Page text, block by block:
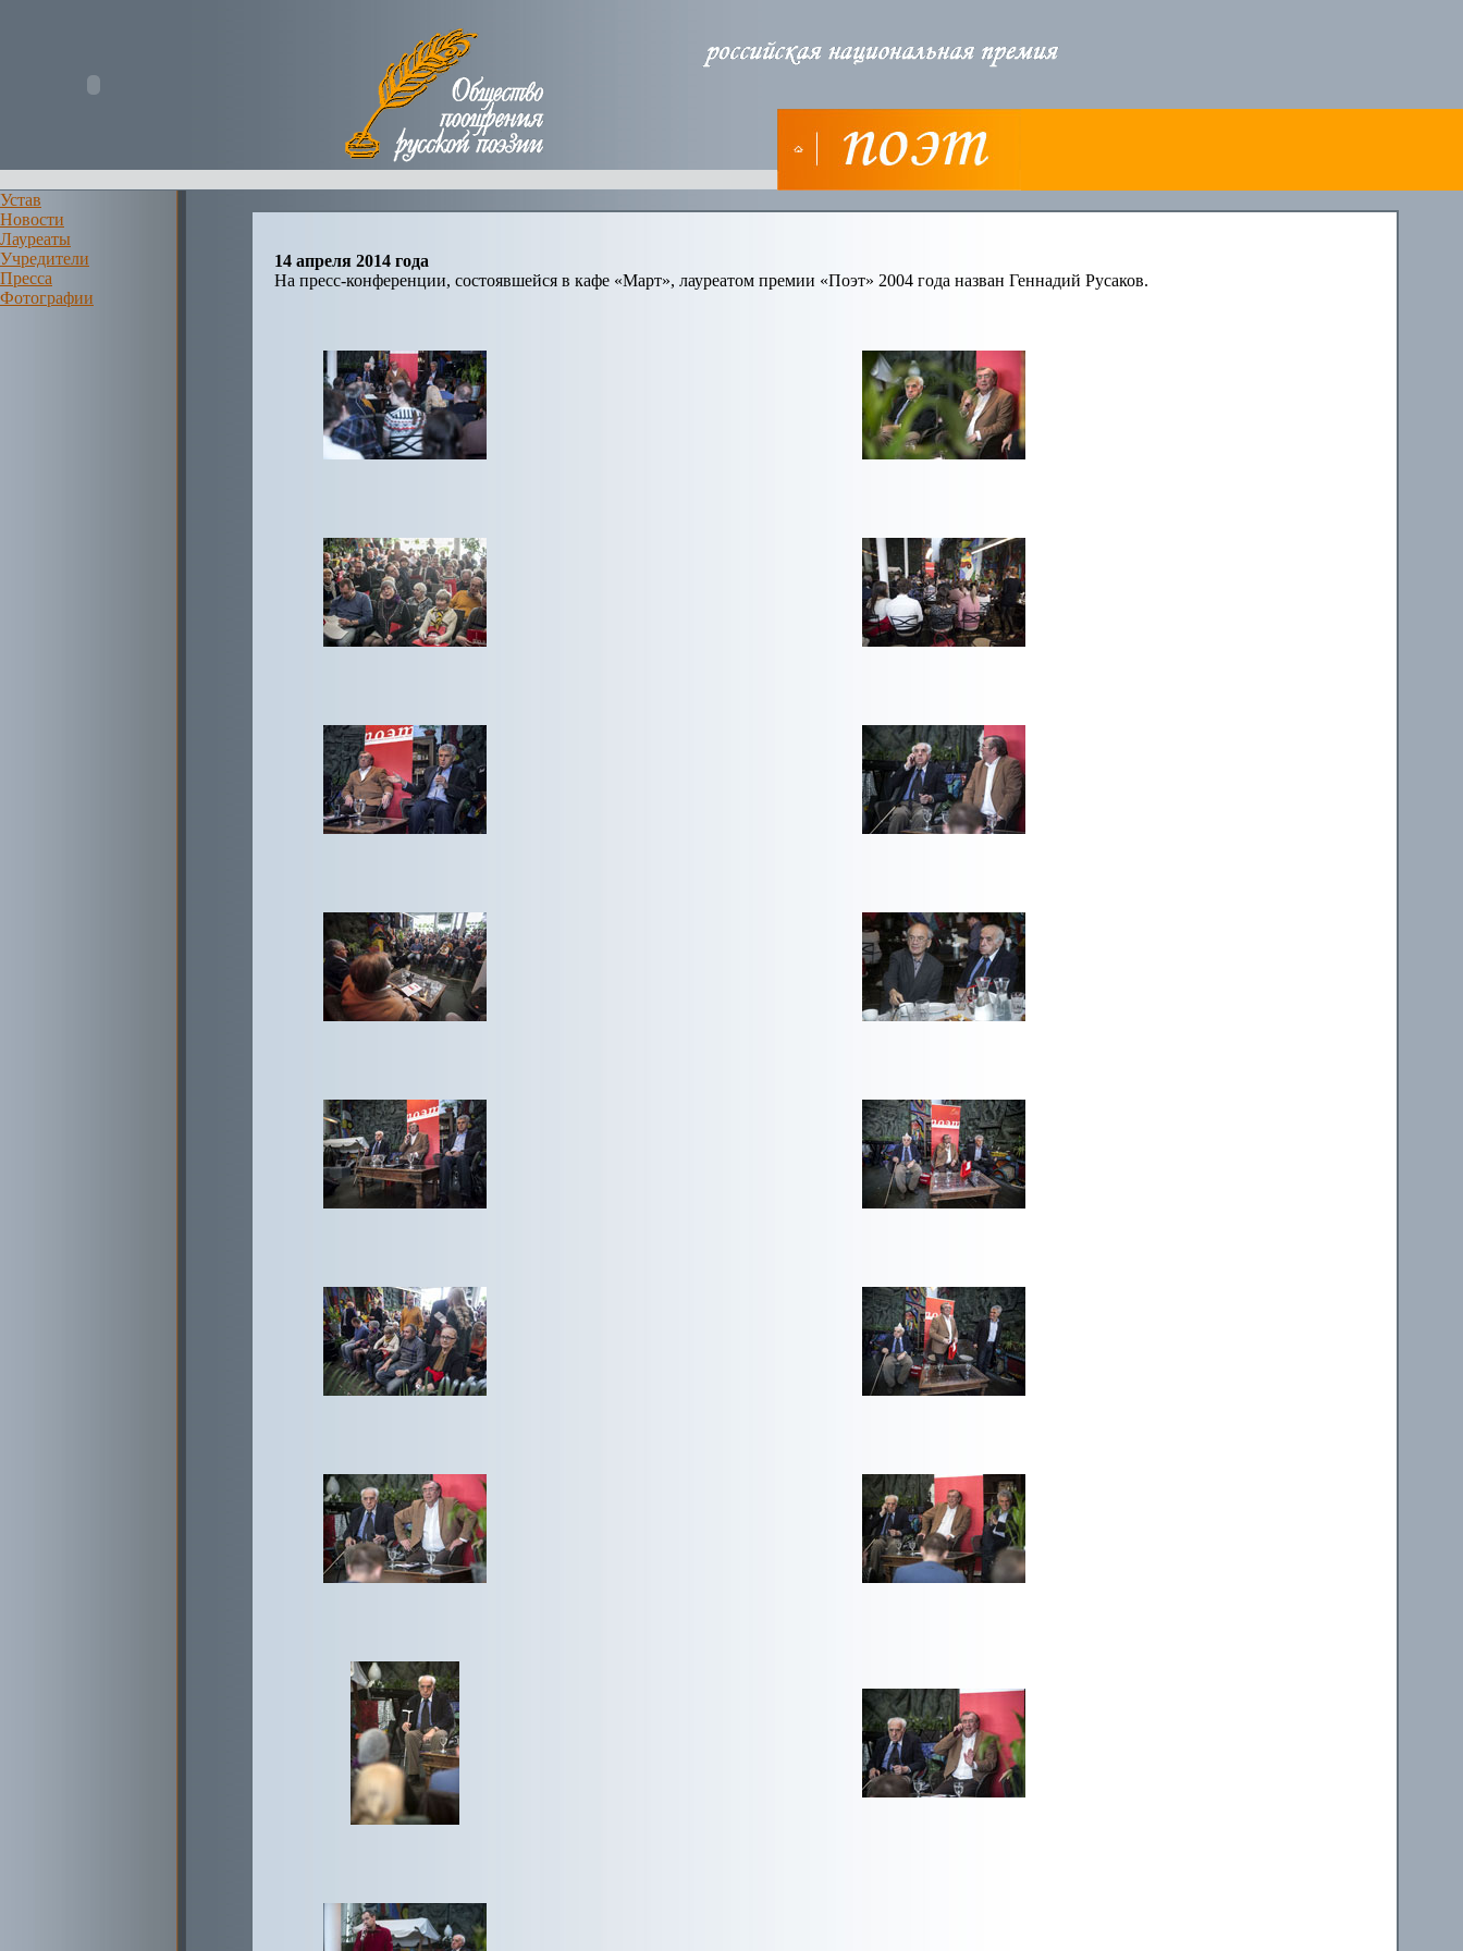
Устав
Новости
Лауреаты
Учредители
Пресса
Фотографии
14 апреля 2014 года
На пресс-конференции, состоявшейся в кафе «Март», лауреатом премии «Поэт» 2004 года назван Геннадий Русаков.